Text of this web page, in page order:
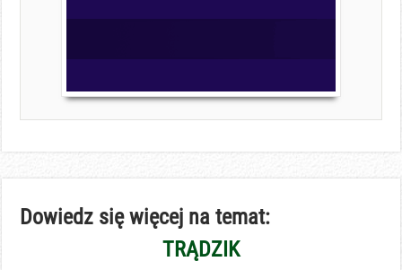
Dowiedz się więcej na temat:
TRĄDZIK